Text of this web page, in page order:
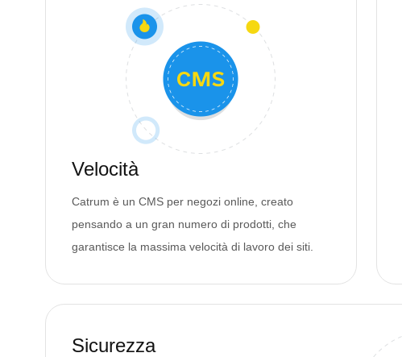
Velocità
Catrum è un CMS per negozi online, creato
pensando a un gran numero di prodotti, che
garantisce la massima velocità di lavoro dei siti.
Sicurezza